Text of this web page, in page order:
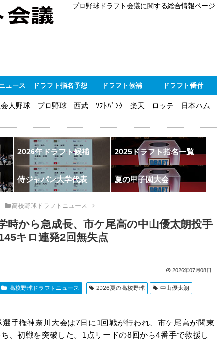
プロ野球ドラフト会議に関する総合情報ページ
ュース ドラフト指名予想 ドラフト候補 ドラフト番付
人野球 プロ野球 西武 ｿﾌﾄﾊﾞﾝｸ 楽天 ロッテ 日本ハム
2026年ドラフト候補 2025ドラフト指名一覧
侍ジャパン大学代表 夏の甲子園大会
高校野球ドラフトニュース
時から急成長、市ケ尾高の中山優太朗投手
キロ連発2回無失点
2026年07月08日
高校野球ドラフトニュース 2026夏の高校野球
中山優太朗
手権神奈川大会は7日に1回戦が行われ、市ケ尾高が関東
、初戦を突破した。1点リードの8回から4番手で救援し